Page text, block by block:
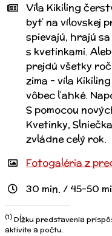
Víla Kikiling
byť na vílovskej
spievajú, hrajú
s kvetinkami.
prejdú všetky
zima – víla
vôbec ľahké.
S pomocou
Kvetinky,
zvládne celý rok.
Fotogaléria z
30 min. / 45-50
(1) Dĺžku predstavenia
aktivite a počtu.